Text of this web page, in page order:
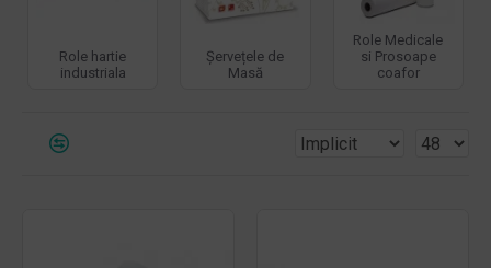
Role hartie
industriala
Șervețele de
Masă
Role Medicale
si Prosoape
coafor